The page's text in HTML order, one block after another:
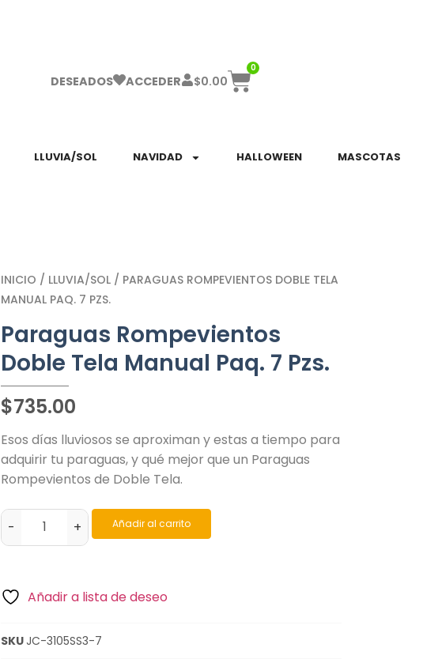
DESEADOS ACCEDER $0.00
0
LLUVIA/SOL NAVIDAD HALLOWEEN MASCOTAS
INICIO / LLUVIA/SOL / PARAGUAS ROMPEVIENTOS DOBLE TELA
MANUAL PAQ. 7 PZS.
Paraguas Rompevientos
Doble Tela Manual Paq. 7 Pzs.
$735.00
Esos días lluviosos se aproximan y estas a tiempo para
adquirir tu paraguas, y qué mejor que un Paraguas
Rompevientos de Doble Tela.
- + Añadir al carrito
Añadir a lista de deseo
SKUJC-3105SS3-7